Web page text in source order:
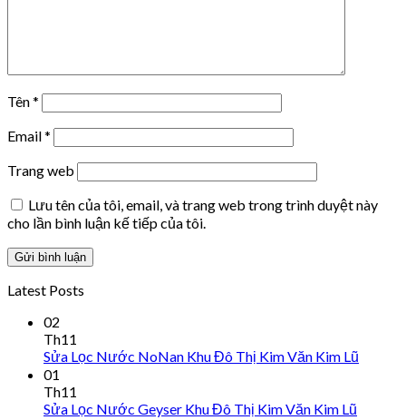
Tên*
Email*
Trang web
Lưu tên của tôi, email, và trang web trong trình duyệt này
cho lần bình luận kế tiếp của tôi.
Latest Posts
02
Th11
Sửa Lọc Nước NoNan Khu Đô Thị Kim Văn Kim Lũ
01
Th11
Sửa Lọc Nước Geyser Khu Đô Thị Kim Văn Kim Lũ